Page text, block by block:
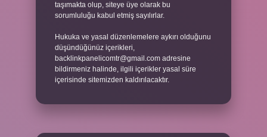
taşımakta olup, siteye üye olarak bu
sorumluluğu kabul etmiş sayılırlar.
Hukuka ve yasal düzenlemelere aykırı olduğunu
düşündüğünüz içerikleri,
backlinkpanelicomtr@gmail.com adresine
bildirmeniz halinde, ilgili içerikler yasal süre
içerisinde sitemizden kaldırılacaktır.